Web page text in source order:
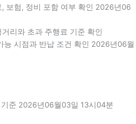
보험, 정비 포함 여부 확인 2026년06
리와 초과 주행료 기준 확인
능 시점과 반납 조건 확인 2026년06월
준 2026년06월03일 13시04분